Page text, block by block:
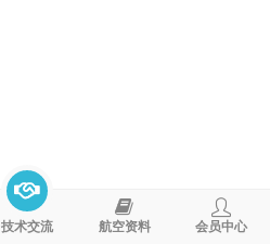
技术交流 航空资料 会员中心